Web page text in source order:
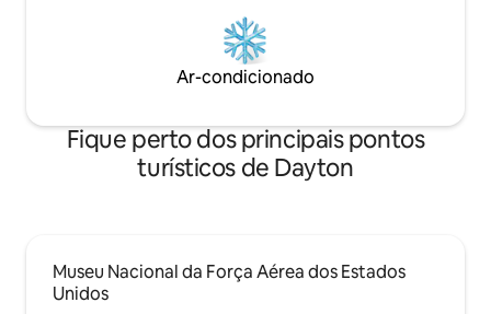
Ar-condicionado
Fique perto dos principais pontos
turísticos de Dayton
Museu Nacional da Força Aérea dos Estados
Unidos